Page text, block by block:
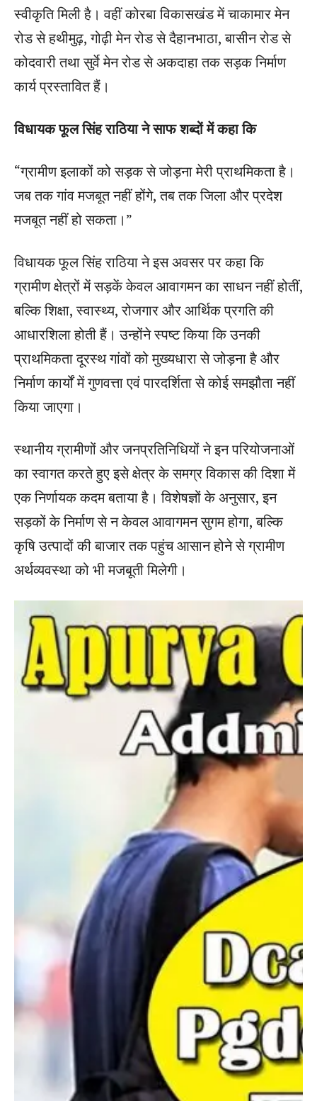
स्वीकृति मिली है। वहीं कोरबा विकासखंड में चाकामार मेन
रोड से हथीमुढ़, गोढ़ी मेन रोड से दैहानभाठा, बासीन रोड से
कोदवारी तथा सुर्वे मेन रोड से अकदाहा तक सड़क निर्माण
कार्य प्रस्तावित हैं।
विधायक फूल सिंह राठिया ने साफ शब्दों में कहा कि
“ग्रामीण इलाकों को सड़क से जोड़ना मेरी प्राथमिकता है।
जब तक गांव मजबूत नहीं होंगे, तब तक जिला और प्रदेश
मजबूत नहीं हो सकता।”
विधायक फूल सिंह राठिया ने इस अवसर पर कहा कि
ग्रामीण क्षेत्रों में सड़कें केवल आवागमन का साधन नहीं होतीं,
बल्कि शिक्षा, स्वास्थ्य, रोजगार और आर्थिक प्रगति की
आधारशिला होती हैं। उन्होंने स्पष्ट किया कि उनकी
प्राथमिकता दूरस्थ गांवों को मुख्यधारा से जोड़ना है और
निर्माण कार्यों में गुणवत्ता एवं पारदर्शिता से कोई समझौता नहीं
किया जाएगा।
स्थानीय ग्रामीणों और जनप्रतिनिधियों ने इन परियोजनाओं
का स्वागत करते हुए इसे क्षेत्र के समग्र विकास की दिशा में
एक निर्णायक कदम बताया है। विशेषज्ञों के अनुसार, इन
सड़कों के निर्माण से न केवल आवागमन सुगम होगा, बल्कि
कृषि उत्पादों की बाजार तक पहुंच आसान होने से ग्रामीण
अर्थव्यवस्था को भी मजबूती मिलेगी।